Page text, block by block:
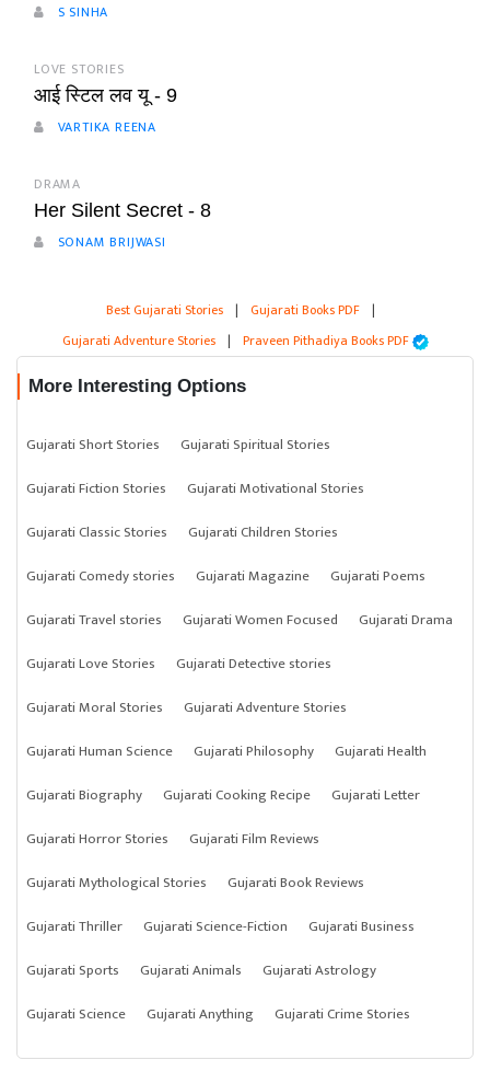
S SINHA
LOVE STORIES
आई स्टिल लव यू - 9
VARTIKA REENA
DRAMA
Her Silent Secret - 8
SONAM BRIJWASI
Best Gujarati Stories | Gujarati Books PDF |
Gujarati Adventure Stories | Praveen Pithadiya Books PDF
More Interesting Options
Gujarati Short Stories
Gujarati Spiritual Stories
Gujarati Fiction Stories
Gujarati Motivational Stories
Gujarati Classic Stories
Gujarati Children Stories
Gujarati Comedy stories
Gujarati Magazine
Gujarati Poems
Gujarati Travel stories
Gujarati Women Focused
Gujarati Drama
Gujarati Love Stories
Gujarati Detective stories
Gujarati Moral Stories
Gujarati Adventure Stories
Gujarati Human Science
Gujarati Philosophy
Gujarati Health
Gujarati Biography
Gujarati Cooking Recipe
Gujarati Letter
Gujarati Horror Stories
Gujarati Film Reviews
Gujarati Mythological Stories
Gujarati Book Reviews
Gujarati Thriller
Gujarati Science-Fiction
Gujarati Business
Gujarati Sports
Gujarati Animals
Gujarati Astrology
Gujarati Science
Gujarati Anything Gujarati Crime Stories